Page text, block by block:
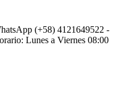
(+58) 4121649522 -
Lunes a Viernes 08:00